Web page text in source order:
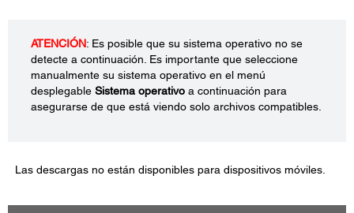
ATENCIÓN: Es posible que su sistema operativo no se
detecte a continuación. Es importante que seleccione
manualmente su sistema operativo en el menú
desplegable Sistema operativo a continuación para
asegurarse de que está viendo solo archivos compatibles.
Las descargas no están disponibles para dispositivos móviles.